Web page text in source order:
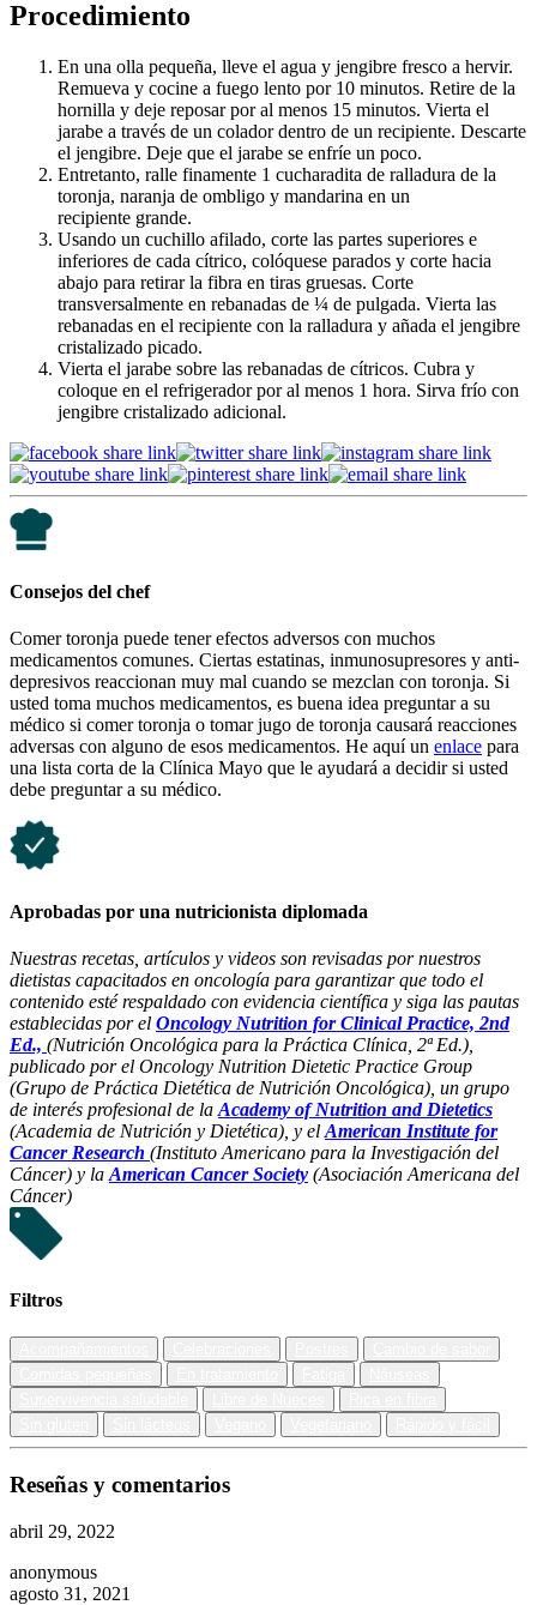
Procedimiento
En una olla pequeña, lleve el agua y jengibre fresco a hervir.
Remueva y cocine a fuego lento por 10 minutos. Retire de la
hornilla y deje reposar por al menos 15 minutos. Vierta el
jarabe a través de un colador dentro de un recipiente. Descarte
el jengibre. Deje que el jarabe se enfríe un poco.
Entretanto, ralle finamente 1 cucharadita de ralladura de la
toronja, naranja de ombligo y mandarina en un
recipiente grande.
Usando un cuchillo afilado, corte las partes superiores e
inferiores de cada cítrico, colóquese parados y corte hacia
abajo para retirar la fibra en tiras gruesas. Corte
transversalmente en rebanadas de ¼ de pulgada. Vierta las
rebanadas en el recipiente con la ralladura y añada el jengibre
cristalizado picado.
Vierta el jarabe sobre las rebanadas de cítricos. Cubra y
coloque en el refrigerador por al menos 1 hora. Sirva frío con
jengibre cristalizado adicional.
Consejos del chef
Comer toronja puede tener efectos adversos con muchos
medicamentos comunes. Ciertas estatinas, inmunosupresores y anti-
depresivos reaccionan muy mal cuando se mezclan con toronja. Si
usted toma muchos medicamentos, es buena idea preguntar a su
médico si comer toronja o tomar jugo de toronja causará reacciones
adversas con alguno de esos medicamentos. He aquí un enlace para
una lista corta de la Clínica Mayo que le ayudará a decidir si usted
debe preguntar a su médico.
Aprobadas por una nutricionista diplomada
Nuestras recetas, artículos y videos son revisadas por nuestros
dietistas capacitados en oncología para garantizar que todo el
contenido esté respaldado con evidencia científica y siga las pautas
establecidas por el Oncology Nutrition for Clinical Practice, 2nd
Ed., (Nutrición Oncológica para la Práctica Clínica, 2ª Ed.),
publicado por el Oncology Nutrition Dietetic Practice Group
(Grupo de Práctica Dietética de Nutrición Oncológica), un grupo
de interés profesional de la Academy of Nutrition and Dietetics
(Academia de Nutrición y Dietética), y el American Institute for
Cancer Research (Instituto Americano para la Investigación del
Cáncer) y la American Cancer Society (Asociación Americana del
Cáncer)
Filtros
Reseñas y comentarios
abril 29, 2022
anonymous
agosto 31, 2021